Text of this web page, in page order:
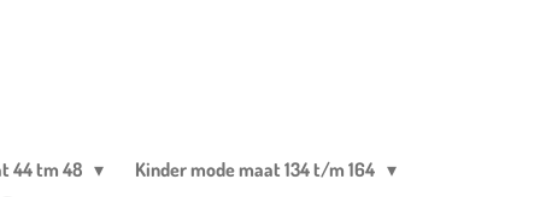
44 tm 48 Kinder mode maat 134 t/m 164